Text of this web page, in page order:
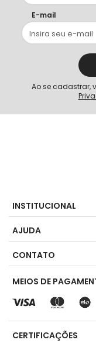
E-mail
Ao se cadastrar,
INSTITUCIONAL
AJUDA
CONTATO
MEIOS DE
CERTIFICAÇÕES